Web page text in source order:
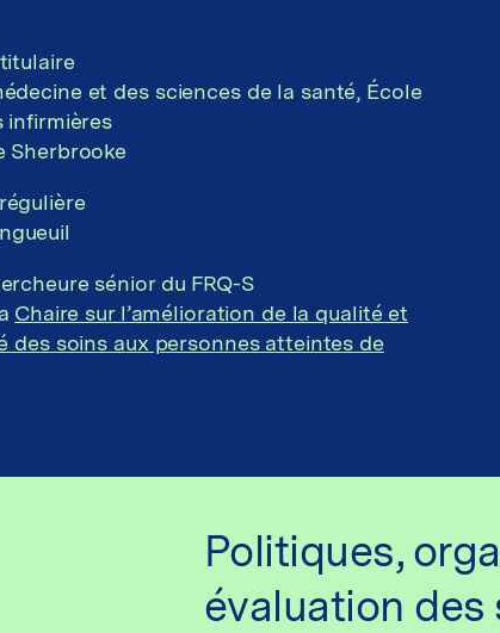
et des sciences de la santé, École
infirmières
Sherbrooke
sénior du FRQ-S
Chaire sur l’amélioration de la qualité et
des soins aux personnes atteintes de
Politiques,
évaluation des